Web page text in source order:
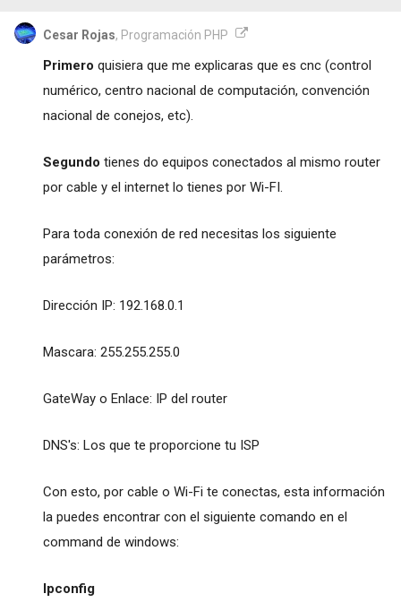
Cesar Rojas, Programación PHP
Primero quisiera que me explicaras que es cnc (control
numérico, centro nacional de computación, convención
nacional de conejos, etc).
Segundo tienes do equipos conectados al mismo router
por cable y el internet lo tienes por Wi-FI.
Para toda conexión de red necesitas los siguiente
parámetros:
Dirección IP: 192.168.0.1
Mascara: 255.255.255.0
GateWay o Enlace: IP del router
DNS's: Los que te proporcione tu ISP
Con esto, por cable o Wi-Fi te conectas, esta información
la puedes encontrar con el siguiente comando en el
command de windows:
Ipconfig